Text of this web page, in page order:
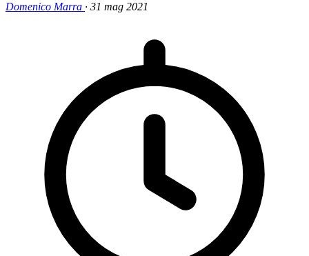
Domenico Marra · 31 mag 2021